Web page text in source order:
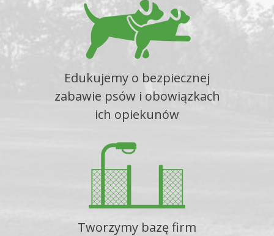
Edukujemy o bezpiecznej
zabawie psów i obowiązkach
ich opiekunów
Tworzymy bazę firm